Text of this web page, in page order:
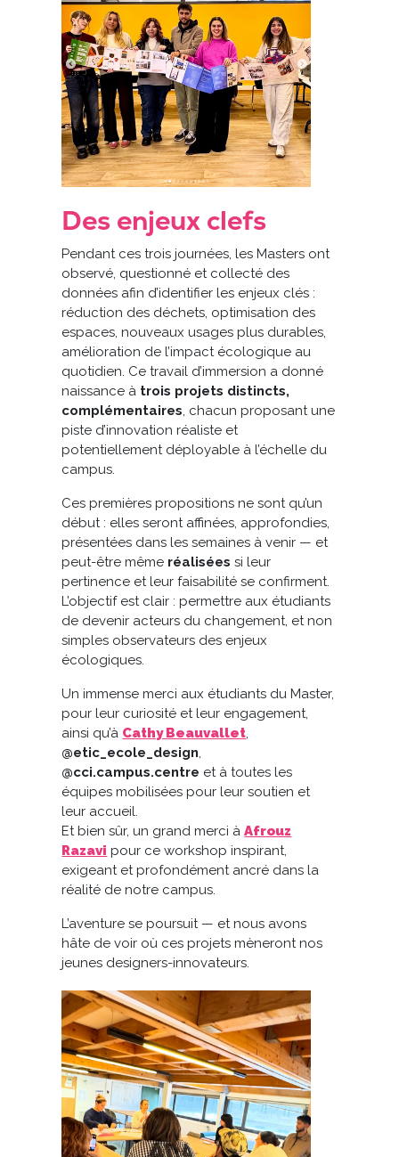
Des enjeux clefs
Pendant ces trois journées, les Masters ont
observé, questionné et collecté des
données afin d’identifier les enjeux clés :
réduction des déchets, optimisation des
espaces, nouveaux usages plus durables,
amélioration de l’impact écologique au
quotidien. Ce travail d’immersion a donné
naissance à trois projets distincts,
complémentaires, chacun proposant une
piste d’innovation réaliste et
potentiellement déployable à l’échelle du
campus.
Ces premières propositions ne sont qu’un
début : elles seront affinées, approfondies,
présentées dans les semaines à venir — et
peut-être même réalisées si leur
pertinence et leur faisabilité se confirment.
L’objectif est clair : permettre aux étudiants
de devenir acteurs du changement, et non
simples observateurs des enjeux
écologiques.
Un immense merci aux étudiants du Master,
pour leur curiosité et leur engagement,
ainsi qu’à Cathy Beauvallet,
@etic_ecole_design,
@cci.campus.centre et à toutes les
équipes mobilisées pour leur soutien et
leur accueil.
Et bien sûr, un grand merci àAfrouz
Razavi pour ce workshop inspirant,
exigeant et profondément ancré dans la
réalité de notre campus.
L’aventure se poursuit — et nous avons
hâte de voir où ces projets mèneront nos
jeunes designers-innovateurs.